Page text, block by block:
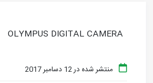
OLYMPUS DIGITAL CAMERA
منتشر شده در 12 دسامبر 2017